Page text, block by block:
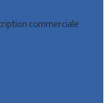
commerciale